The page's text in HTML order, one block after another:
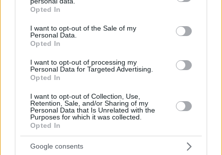
grant or deny consent to Google and its third-party tags to
use your data for below specified purposes in below Google
consent section.
Opted In
I want to opt-out of the Sale of my
Personal Data.
Opted In
I want to opt-out of processing my
Personal Data for Targeted Advertising.
Opted In
I want to opt-out of Collection, Use,
Retention, Sale, and/or Sharing of my
Personal Data that Is Unrelated with the
Purposes for which it was collected.
Opted In
Google consents
EMAIL
ΣΧΌΛΙΟ *